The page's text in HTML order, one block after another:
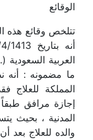
الوقائع
تتلخص وقائع هذه
العربية
ما مضمونه : أنه
المملكة للعلاج
المدنية ، بحيث
والده للعلاج بعد